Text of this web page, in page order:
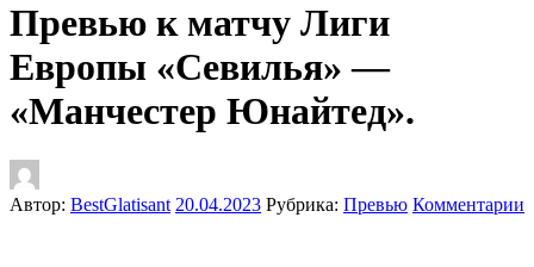
Превью к матчу Лиги
Европы «Севилья» —
«Манчестер Юнайтед».
Автор: BestGlatisant 20.04.2023 Рубрика: Превью Комментарии